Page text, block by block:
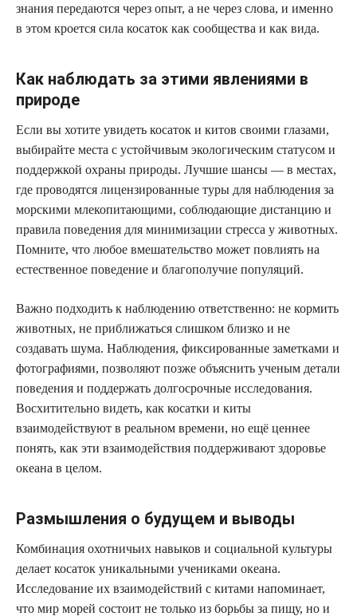
знания передаются через опыт, а не через слова, и именно
в этом кроется сила косаток как сообщества и как вида.
Как наблюдать за этими явлениями в
природе
Если вы хотите увидеть косаток и китов своими глазами,
выбирайте места с устойчивым экологическим статусом и
поддержкой охраны природы. Лучшие шансы — в местах,
где проводятся лицензированные туры для наблюдения за
морскими млекопитающими, соблюдающие дистанцию и
правила поведения для минимизации стресса у животных.
Помните, что любое вмешательство может повлиять на
естественное поведение и благополучие популяций.
Важно подходить к наблюдению ответственно: не кормить
животных, не приближаться слишком близко и не
создавать шума. Наблюдения, фиксированные заметками и
фотографиями, позволяют позже объяснить ученым детали
поведения и поддержать долгосрочные исследования.
Восхитительно видеть, как косатки и киты
взаимодействуют в реальном времени, но ещё ценнее
понять, как эти взаимодействия поддерживают здоровье
океана в целом.
Размышления о будущем и выводы
Комбинация охотничьих навыков и социальной культуры
делает косаток уникальными учениками океана.
Исследование их взаимодействий с китами напоминает,
что мир морей состоит не только из борьбы за пищу, но и